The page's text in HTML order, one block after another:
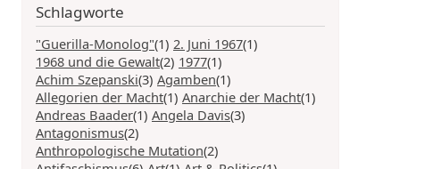
Schlagworte
"Guerilla-Monolog"(1) 2. Juni 1967(1)
1968 und die Gewalt(2) 1977(1)
Achim Szepanski(3) Agamben(1)
Allegorien der Macht(1) Anarchie der Macht(1)
Andreas Baader(1) Angela Davis(3)
Antagonismus(2)
Anthropologische Mutation(2)